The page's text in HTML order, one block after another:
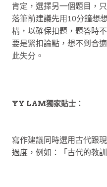
肯定，選擇另一個題目，
落筆前建議先用10分鐘想
構，以確保扣題，題答時
要是緊扣論點，想不到合
此失分。
YY LAM獨家貼士：
寫作建議同時選用古代跟
過度，例如：「古代的教